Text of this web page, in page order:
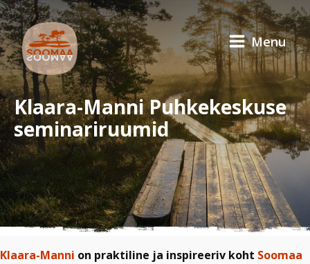
Menu
Klaara-Manni Puhkekeskuse
seminariruumid
Klaara-Manni on praktiline ja inspireeriv koht Soomaa